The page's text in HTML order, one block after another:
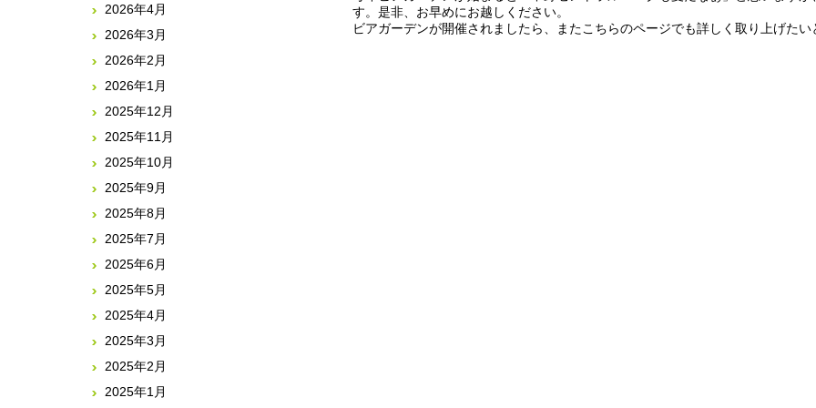
す。是非、お早めにお越しください。
ビアガーデンが開催されましたら、またこちらのページでも詳しく取り上げた
2026年4月
2026年3月
2026年2月
2026年1月
2025年12月
2025年11月
2025年10月
2025年9月
2025年8月
2025年7月
2025年6月
2025年5月
2025年4月
2025年3月
2025年2月
2025年1月